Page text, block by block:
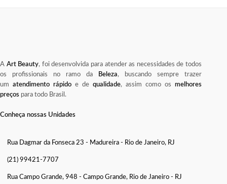
A Art Beauty, foi desenvolvida para atender as necessidades de todos
os profissionais no ramo da
Beleza, buscando sempre trazer
um atendimento rápido e de qualidade, assim como os melhores
preços para todo Brasil.
Conheça nossas Unidades
Rua Dagmar da Fonseca 23 - Madureira - Rio de Janeiro, RJ
(21) 99421-7707
Rua Campo Grande, 948 - Campo Grande, Rio de Janeiro - RJ